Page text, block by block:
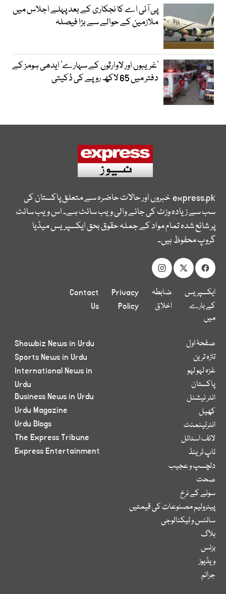
پی آئی اے کا نجکاری کے بعد پہلے اجلاس میں
ملازمین کے حوالے سے بڑا فیصلہ
’غریبوں اور لاوارثوں کے سہارے‘ ایدھی ہومز کے
دفتر میں 65 لاکھ روپے کی ڈکیتی
express.pkخبروں اور حالات حاضرہ سے متعلق پاکستان کی
سب سے زیادہ وزٹ کی جانے والی ویب سائٹ ہے۔ اس ویب سائٹ
پر شائع شدہ تمام مواد کے جملہ حقوق بحق ایکسپریس میڈیا
گروپ محفوظ ہیں۔
ایکسپریس
کے بارے
میں
ضابطہ
اخلاق
Privacy
Policy
Contact
Us
صفحۂ اول
تازہ ترین
غزہ لہو لہو
پاکستان
انٹر نیشنل
کھیل
انٹرٹینمنٹ
لائف اسٹائل
ٹاپ ٹرینڈ
دلچسپ و عجیب
صحت
سونے کے نرخ
پیٹرولیم مصنوعات کی قیمتیں
سائنس و ٹیکنالوجی
بلاگ
بزنس
ویڈیوز
جرائم
Showbiz News in Urdu
Sports News in Urdu
International News in
Urdu
Business News in Urdu
Urdu Magazine
Urdu Blogs
The Express Tribune
Express Entertainment